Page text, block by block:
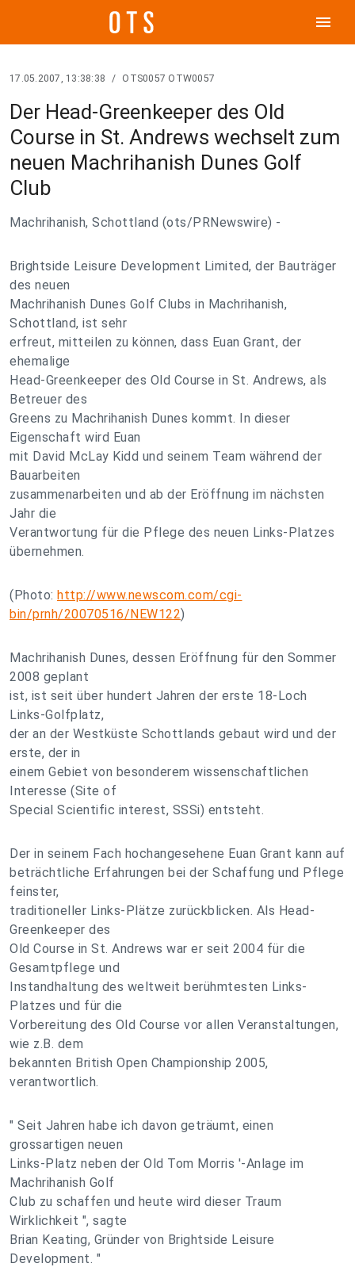
menu
17.05.2007, 13:38:38 / OTS0057 OTW0057
Der Head-Greenkeeper des Old
Course in St. Andrews wechselt zum
neuen Machrihanish Dunes Golf
Club
Machrihanish, Schottland (ots/PRNewswire) -
Brightside Leisure Development Limited, der Bauträger
des neuen
Machrihanish Dunes Golf Clubs in Machrihanish,
Schottland, ist sehr
erfreut, mitteilen zu können, dass Euan Grant, der
ehemalige
Head-Greenkeeper des Old Course in St. Andrews, als
Betreuer des
Greens zu Machrihanish Dunes kommt. In dieser
Eigenschaft wird Euan
mit David McLay Kidd und seinem Team während der
Bauarbeiten
zusammenarbeiten und ab der Eröffnung im nächsten
Jahr die
Verantwortung für die Pflege des neuen Links-Platzes
übernehmen.
(Photo: http://www.newscom.com/cgi-
bin/prnh/20070516/NEW122)
Machrihanish Dunes, dessen Eröffnung für den Sommer
2008 geplant
ist, ist seit über hundert Jahren der erste 18-Loch
Links-Golfplatz,
der an der Westküste Schottlands gebaut wird und der
erste, der in
einem Gebiet von besonderem wissenschaftlichen
Interesse (Site of
Special Scientific interest, SSSi) entsteht.
Der in seinem Fach hochangesehene Euan Grant kann auf
beträchtliche Erfahrungen bei der Schaffung und Pflege
feinster,
traditioneller Links-Plätze zurückblicken. Als Head-
Greenkeeper des
Old Course in St. Andrews war er seit 2004 für die
Gesamtpflege und
Instandhaltung des weltweit berühmtesten Links-
Platzes und für die
Vorbereitung des Old Course vor allen Veranstaltungen,
wie z.B. dem
bekannten British Open Championship 2005,
verantwortlich.
" Seit Jahren habe ich davon geträumt, einen
grossartigen neuen
Links-Platz neben der Old Tom Morris '-Anlage im
Machrihanish Golf
Club zu schaffen und heute wird dieser Traum
Wirklichkeit ", sagte
Brian Keating, Gründer von Brightside Leisure
Development. "